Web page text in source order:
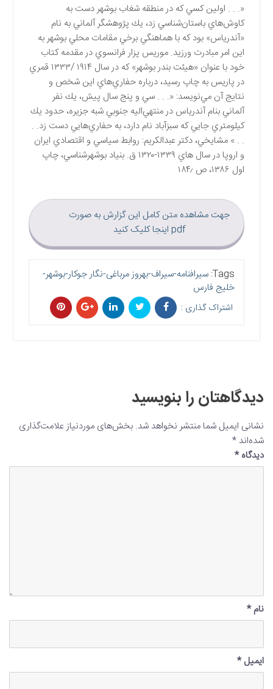
«. . . اولين كسي كه در منطقه شغاب بوشهر دست به
كاوش‌هاي باستان‌شناسي زد، يك پژوهشگر آلماني به نام
«آندرياس» بود كه با هماهنگي برخي مقامات محلي بوشهر به
اين امر مبادرت ورزيد. موريس پزار فرانسوي در مقدمه كتاب
خود با عنوان «هيئت بندر بوشهر» كه در سال ۱۹۱۴ /۱۳۳۳ قمري
در پاريس به چاپ رسيد، درباره حفاري‌هاي اين شخص و
نتايج آن مي‌نويسد: «. . . سي و پنج سال پيش، يك نفر
آلماني بنام آندرياس در منتهي‌اليه جنوبي شبه جزيره، حدود يك
كيلومتري جايي كه سبزآباد نام دارد، به حفاري‌هايي دست زد. .
. . » مشايخي، دكتر عبدالكريم: روابط سياسي و اقتصادي ايران
و اروپا در سال هاي ۱۳۳۹-۱۳۲۰ ق. بنياد بوشهرشناسي، چاپ
اول ۱۳۸۶، ص ۱۸۴٫
جهت مشاهده متن کامل این گزارش به صورت
pdf اینجا کلیک کنید
Tags: سیرافنامه-سیراف-بهروز مرباغی-نگار جوکار-بوشهر-
خلیج فارس
اشتراک گذاری :
دیدگاهتان را بنویسید
نشانی ایمیل شما منتشر نخواهد شد. بخش‌های موردنیاز علامت‌گذاری
شده‌اند *
دیدگاه*
نام*
ایمیل*